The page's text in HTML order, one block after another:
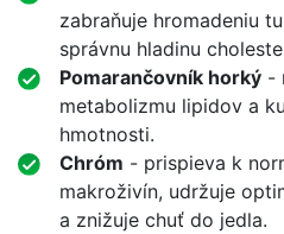
zabraňuje hromadeniu
správnu hladinu
Pomarančovník horký -
metabolizmu lipidov a
hmotnosti.
Chróm - prispieva k
makroživín, udržuje
a znižuje chuť do jedla.